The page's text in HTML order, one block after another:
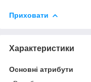
Приховати
Характеристики
Основні атрибути